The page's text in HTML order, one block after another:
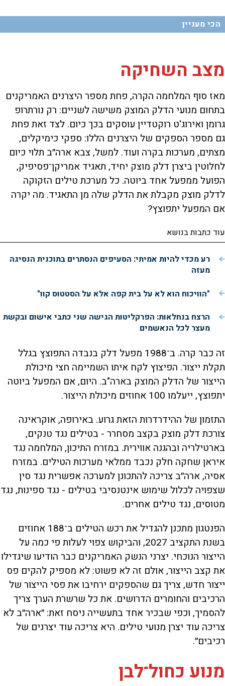
הכי מעניין
מצב השחיקה
מאז סוף המלחמה הקרה, פחת מספר היצרנים האמריקנים
בתחום מנועי הדלק המוצק משישה לשניים: רק נורתרופ
גרומן ואירוג'ט רוקטדיין עוסקים בכך כיום. לצד זאת פחת
גם מספר הספקים של היצרנים הללו: ספקי כימיקלים,
מצתים, מערכות בקרה ועוד. למשל, צבא ארה״ב תלוי כיום
לחלוטין ביצרן דלק מוצק יחיד, תאגיד אמריקן־פסיפיק,
הפועל ממפעל אחד ביוטה. כל מערכת טילים הזקוקה
לדלק מוצק מקבלת את הדלק שלה מן התאגיד. מה יקרה
אם המפעל יתפוצץ?
עוד כתבות בנושא
רע מכדי להיות אמיתי: הסעיפים הנסתרים בתוכנית הנסיגה
מעזה
"הוויכוח הוא לא על בית קפה אלא על הסטטוס קוו"
הרצח בנחלאות: הפרקליטות הגישה שני כתבי אישום ובקשת
מעצר לכל הנאשמים
זה כבר קרה. ב־1988 מפעל דלק בנבדה התפוצץ בגלל
תקלת ייצור. הפיצוץ לקח איתו השמיימה חצי מיכולת
הייצור של הדלק המוצק בארה"ב. היום, אם המפעל ביוטה
יתפוצץ, ייעלמו 100 אחוזים מיכולת הייצור.
התזמון של ההידרדרות הזאת גרוע. באירופה, אוקראינה
צורכת דלק מוצק בקצב מסחרר - בטילים נגד טנקים,
בארטילריה ובהגנה אווירית. במזרח התיכון, המלחמה נגד
איראן שחקה חלק נכבד ממלאי מערכות הטילים. במזרח
אסיה, ארה״ב צריכה להתכונן למערכה אפשרית נגד סין
שצפויה לכלול שימוש אינטנסיבי בטילים - נגד ספינות, נגד
מטוסים, נגד טילים אחרים.
הפנטגון מתכנן להגדיל את רכש הטילים ב־188 אחוזים
בשנת התקציב 2027, והביקוש צפוי לעלות פי כמה על
הייצור הנוכחי. יצרני הנשק האמריקנים כבר הודיעו שיגדילו
את קצב הייצור, אולם זה לא פשוט: לא מספיק להקים פס
ייצור חדש, צריך גם שהספקים ירחיבו את פסי הייצור של
הרכיבים והחומרים הדרושים. את כל שרשרת הערך צריך
להסמיך, וכפי שבכיר אחד בתעשייה ניסח זאת: ״ארה״ב לא
צריכה עוד יצרן מנועי טילים. היא צריכה עוד יצרנים של
רכיבים״.
מנוע כחול־לבן